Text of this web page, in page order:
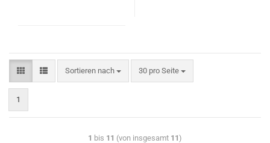
Sortieren nach 30 pro Seite
1
1 bis 11 (von insgesamt 11)